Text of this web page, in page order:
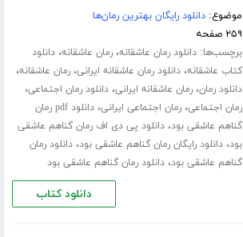
موضوع:دانلود رایگان بهترین رمان‌ها
۲۵۹ صفحه
برچسب‌ها:دانلود رمان عاشقانه،رمان عاشقانه،دانلود
کتاب عاشقانه،دانلود رمان عاشقانه ایرانی،رمان عاشقانه،
دانلود رمان،رمان عاشقانه ایرانی،دانلود رمان اجتماعی،
رمان اجتماعی،رمان اجتماعی ایرانی،
دانلود pdf رمان
گناهم عاشقی بود،دانلود پی دی اف رمان گناهم عاشقی
بود،دانلود رایگان رمان گناهم عاشقی بود،دانلود رمان
گناهم عاشقی بود،دانلود رمان گناهم عاشقی بود
دانلود کتاب